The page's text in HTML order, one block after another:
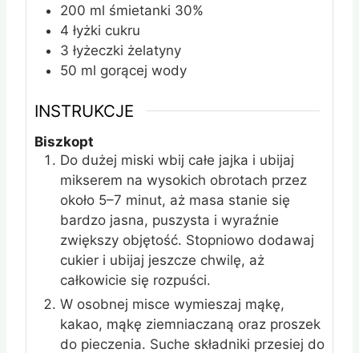
200 ml śmietanki 30%
4 łyżki cukru
3 łyżeczki żelatyny
50 ml gorącej wody
INSTRUKCJE
Biszkopt
Do dużej miski wbij całe jajka i ubijaj
mikserem na wysokich obrotach przez
około 5–7 minut, aż masa stanie się
bardzo jasna, puszysta i wyraźnie
zwiększy objętość. Stopniowo dodawaj
cukier i ubijaj jeszcze chwilę, aż
całkowicie się rozpuści.
W osobnej misce wymieszaj mąkę,
kakao, mąkę ziemniaczaną oraz proszek
do pieczenia. Suche składniki przesiej do